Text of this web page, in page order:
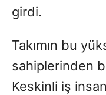
girdi.
Takımın bu
sahiplerinden
Keskinli iş